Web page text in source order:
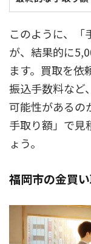
このように、「
が、結果的に
ます。買取を依
振込手数料など
可能性があるの
手取り額」で見
ょう。
福岡市の金買